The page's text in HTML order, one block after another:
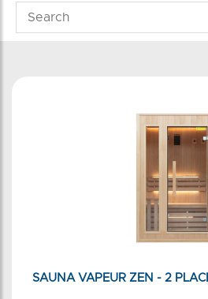
SAUNA VAPEUR ZEN - 2